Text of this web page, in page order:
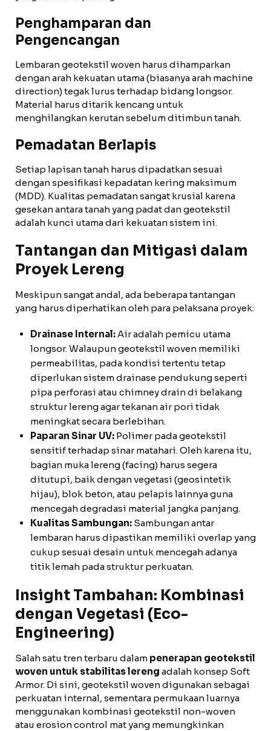
Penghamparan dan
Pengencangan
Lembaran geotekstil woven harus dihamparkan
dengan arah kekuatan utama (biasanya arah machine
direction) tegak lurus terhadap bidang longsor.
Material harus ditarik kencang untuk
menghilangkan kerutan sebelum ditimbun tanah.
Pemadatan Berlapis
Setiap lapisan tanah harus dipadatkan sesuai
dengan spesifikasi kepadatan kering maksimum
(MDD). Kualitas pemadatan sangat krusial karena
gesekan antara tanah yang padat dan geotekstil
adalah kunci utama dari kekuatan sistem ini.
Tantangan dan Mitigasi dalam
Proyek Lereng
Meskipun sangat andal, ada beberapa tantangan
yang harus diperhatikan oleh para pelaksana proyek:
Drainase Internal: Air adalah pemicu utama
longsor. Walaupun geotekstil woven memiliki
permeabilitas, pada kondisi tertentu tetap
diperlukan sistem drainase pendukung seperti
pipa perforasi atau chimney drain di belakang
struktur lereng agar tekanan air pori tidak
meningkat secara berlebihan.
Paparan Sinar UV: Polimer pada geotekstil
sensitif terhadap sinar matahari. Oleh karena itu,
bagian muka lereng (facing) harus segera
ditutupi, baik dengan vegetasi (geosintetik
hijau), blok beton, atau pelapis lainnya guna
mencegah degradasi material jangka panjang.
Kualitas Sambungan: Sambungan antar
lembaran harus dipastikan memiliki overlap yang
cukup sesuai desain untuk mencegah adanya
titik lemah pada struktur perkuatan.
Insight Tambahan: Kombinasi
dengan Vegetasi (Eco-
Engineering)
Salah satu tren terbaru dalam penerapan geotekstil
woven untuk stabilitas lereng adalah konsep Soft
Armor. Di sini, geotekstil woven digunakan sebagai
perkuatan internal, sementara permukaan luarnya
menggunakan kombinasi geotekstil non-woven
atau erosion control mat yang memungkinkan